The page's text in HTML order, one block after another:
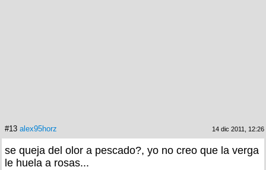
#13 alex95horz 14 dic 2011, 12:26
se queja del olor a pescado?, yo no creo que la verga
le huela a rosas...